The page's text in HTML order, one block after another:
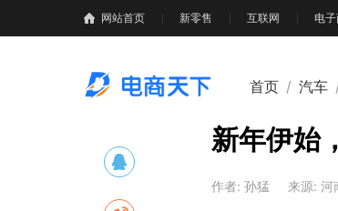
网站首页 新零售 互联网 电
首页 / 汽车
新年伊始
作者: 孙猛 来源: 河